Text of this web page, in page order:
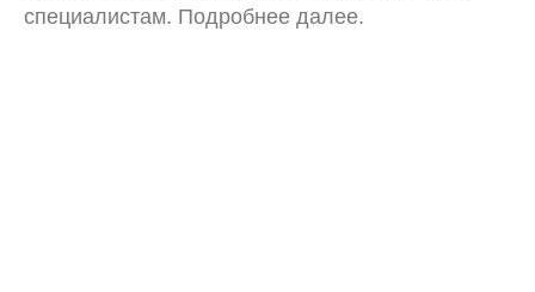
специалистам. Подробнее далее.